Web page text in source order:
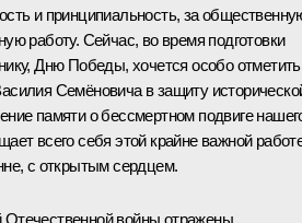
и принципиальность, за
работу. Сейчас, во время подготовки
Дню Победы, хочется особо отметить
Семёновича в защиту
памяти о бессмертном подвиге
всего себя этой крайне важной
с открытым сердцем.
войны отражены